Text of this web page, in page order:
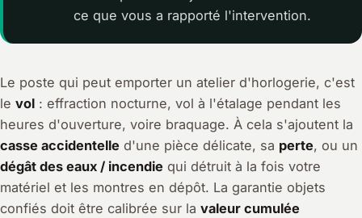
ce que vous a rapporté l'intervention.
Le poste qui peut emporter un atelier d'horlogerie, c'est
le vol : effraction nocturne, vol à l'étalage pendant les
heures d'ouverture, voire braquage. À cela s'ajoutent la
casse accidentelle d'une pièce délicate, sa perte, ou un
dégât des eaux / incendie qui détruit à la fois votre
matériel et les montres en dépôt. La garantie objets
confiés doit être calibrée sur la valeur cumulée